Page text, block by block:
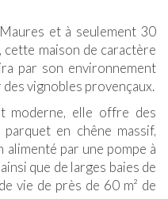
et à seulement 30
cette maison de caractère
par son environnement
vignobles provençaux.
moderne, elle offre des
en chêne massif,
par une pompe à
que de larges baies de
vie de près de 60 m² de